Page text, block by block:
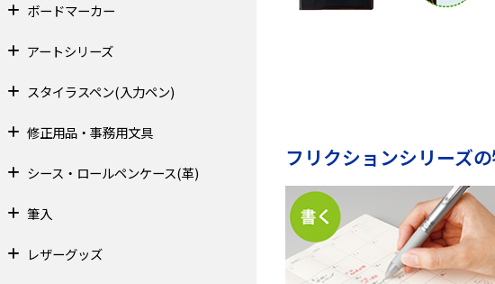
フリクションシリーズ
ボードマーカー
アートシリーズ
スタイラスペン(入力ペン)
修正用品・事務用文具
シース・ロールペンケース(革)
筆入
レザーグッズ